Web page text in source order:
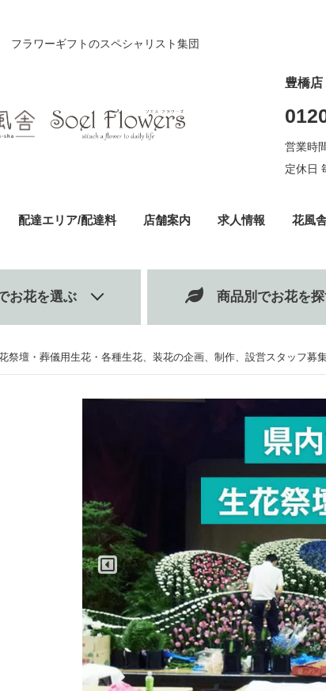
フラワーギフトのスペシャリスト集団
豊橋
営業時
定休日
配達エリア/配達料 店舗案内 求人情報 花風
花を選ぶ 商品別でお花を探
祭壇・葬儀用生花・各種生花、装花の企画、制作、設営スタッフ募